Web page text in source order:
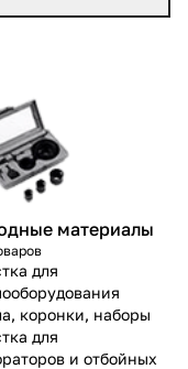
материалы
для
коронки, наборы
для
и отбойных
25
раз в 2